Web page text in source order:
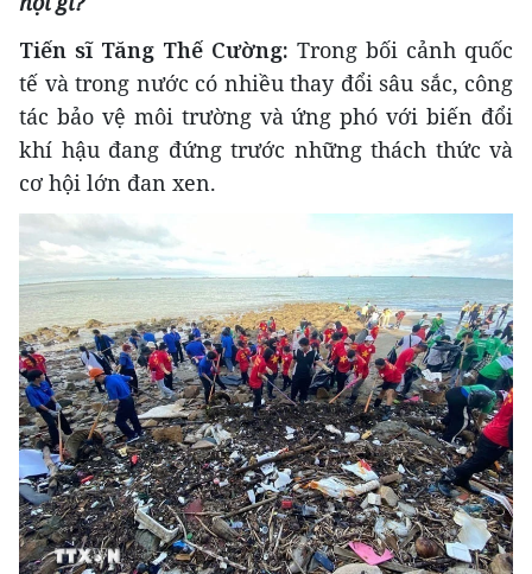
Tiến sĩ Tăng Thế Cường: Trong bối cảnh quốc
tế và trong nước có nhiều thay đổi sâu sắc, công
tác bảo vệ môi trường và ứng phó với biến đổi
khí hậu đang đứng trước những thách thức và
cơ hội lớn đan xen.